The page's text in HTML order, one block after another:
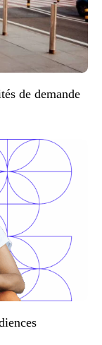
de demande